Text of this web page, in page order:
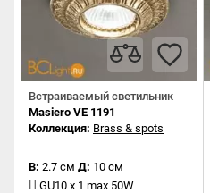
Встраиваемый светильник
Masiero VE 1191
Коллекция: Brass & spots
В: 2.7 см Д: 10 см
GU10 x 1 max 50W